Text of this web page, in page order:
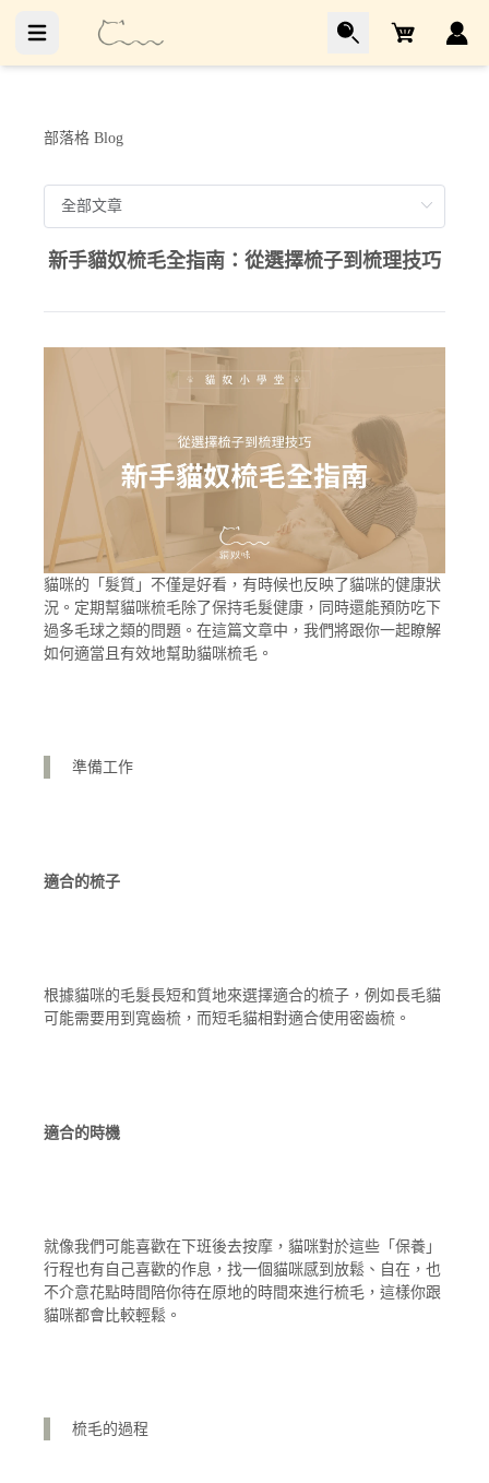
Cart
部落格 Blog
新手貓奴梳毛全指南：從選擇梳子到梳理技巧
貓咪的「髮質」不僅是好看，有時候也反映了貓咪的健康狀
況。定期幫貓咪梳毛除了保持毛髮健康，同時還能預防吃下
過多毛球之類的問題。在這篇文章中，我們將跟你一起瞭解
如何適當且有效地幫助貓咪梳毛。
準備工作
適合的梳子
根據貓咪的毛髮長短和質地來選擇適合的梳子，例如長毛貓
可能需要用到寬齒梳，而短毛貓相對適合使用密齒梳。
適合的時機
就像我們可能喜歡在下班後去按摩，貓咪對於這些「保養」
行程也有自己喜歡的作息，找一個貓咪感到放鬆、自在，也
不介意花點時間陪你待在原地的時間來進行梳毛，這樣你跟
貓咪都會比較輕鬆。
梳毛的過程